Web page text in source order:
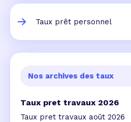
Taux prêt personnel
Nos archives des taux
Taux pret travaux 2026
Taux pret travaux août 2026